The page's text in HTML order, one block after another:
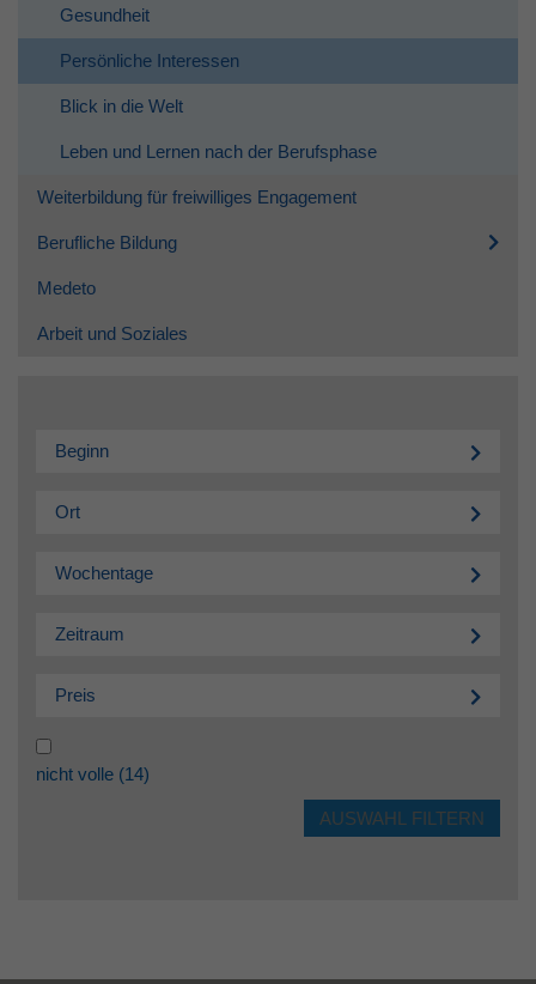
Gesundheit
Persönliche Interessen
Blick in die Welt
Leben und Lernen nach der Berufsphase
Weiterbildung für freiwilliges Engagement
Berufliche Bildung
Medeto
Arbeit und Soziales
Beginn
Ort
Wochentage
Zeitraum
Preis
nicht volle (14)